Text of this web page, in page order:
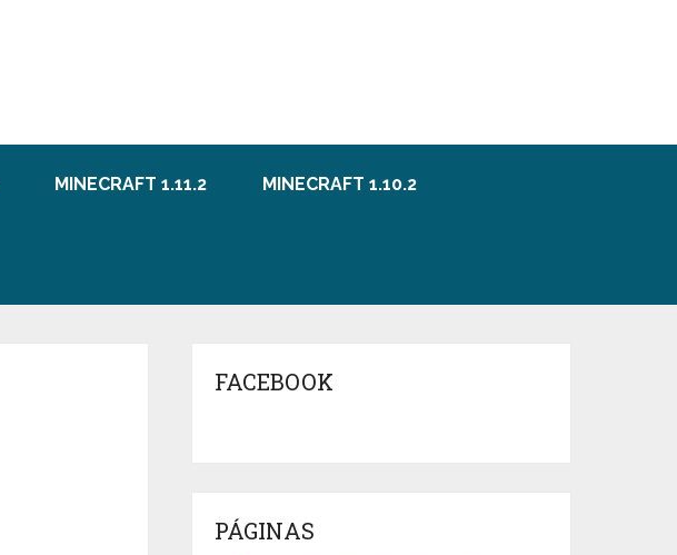
MINECRAFT 1.11.2 MINECRAFT 1.10.2
FACEBOOK
PÁGINAS